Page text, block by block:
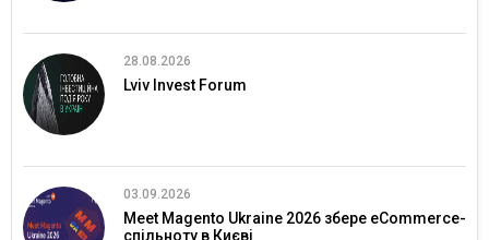
28.08.2026
Lviv Invest Forum
03.09.2026
Meet Magento Ukraine 2026 збере eCommerce-
спільноту в Києві